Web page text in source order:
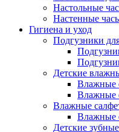
Настольные
Настенные
Гигиена и уход
Подгузники
Детские
Влажные
Влажные
Влажные
Влажные
Детские